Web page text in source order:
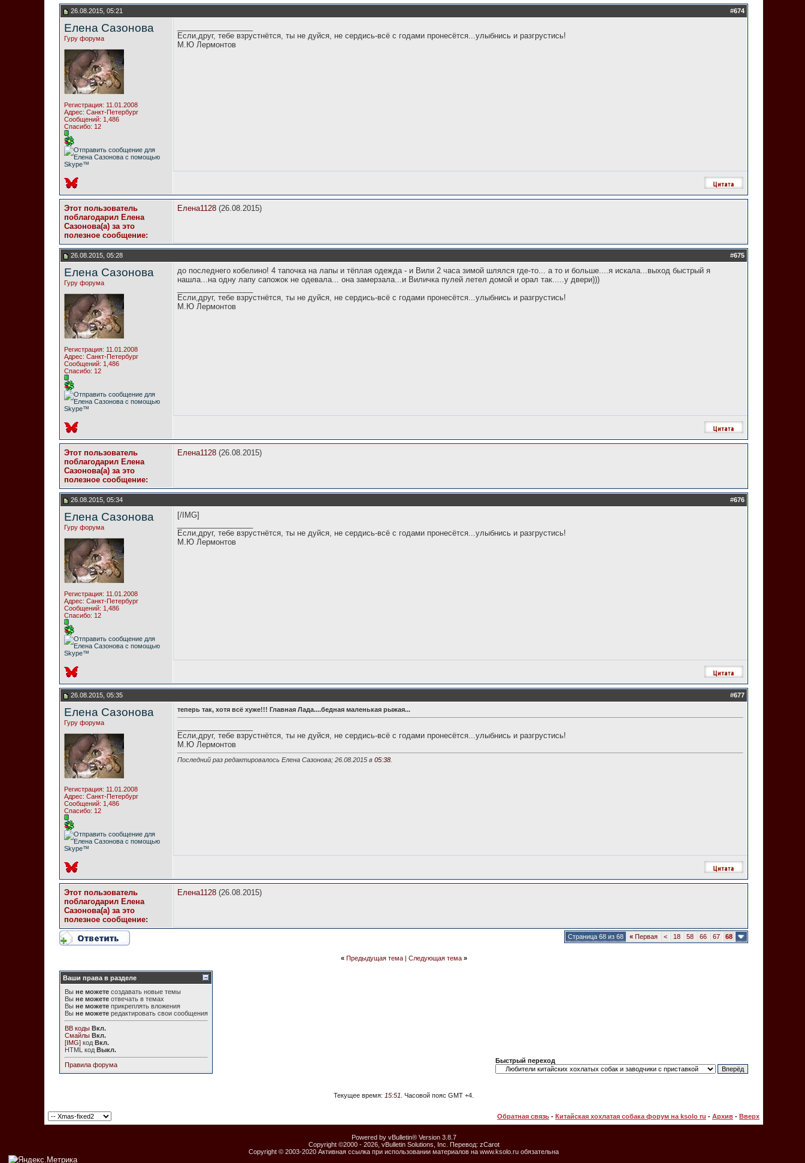
26.08.2015, 05:21 #674
Елена Сазонова
Гуру форума
Регистрация: 11.01.2008
Адрес: Санкт-Петербург
Сообщений: 1,486
Спасибо: 12
Если,друг, тебе взрустнётся, ты не дуйся, не сердись-всё с годами пронесётся...улыбнись и разгрустись!
М.Ю Лермонтов
Этот пользователь
поблагодарил Елена
Сазонова(а) за это
полезное сообщение:
Елена1128 (26.08.2015)
26.08.2015, 05:28 #675
Елена Сазонова
Гуру форума
Регистрация: 11.01.2008
Адрес: Санкт-Петербург
Сообщений: 1,486
Спасибо: 12
до последнего кобелино! 4 тапочка на лапы и тёплая одежда - и Вили 2 часа зимой шлялся где-то... а то и больше....я искала...выход быстрый я
нашла...на одну лапу сапожок не одевала... она замерзала...и Виличка пулей летел домой и орал так.....у двери)))
Если,друг, тебе взрустнётся, ты не дуйся, не сердись-всё с годами пронесётся...улыбнись и разгрустись!
М.Ю Лермонтов
Этот пользователь
поблагодарил Елена
Сазонова(а) за это
полезное сообщение:
Елена1128 (26.08.2015)
26.08.2015, 05:34 #676
Елена Сазонова
Гуру форума
Регистрация: 11.01.2008
Адрес: Санкт-Петербург
Сообщений: 1,486
Спасибо: 12
[/IMG]
Если,друг, тебе взрустнётся, ты не дуйся, не сердись-всё с годами пронесётся...улыбнись и разгрустись!
М.Ю Лермонтов
26.08.2015, 05:35 #677
Елена Сазонова
Гуру форума
Регистрация: 11.01.2008
Адрес: Санкт-Петербург
Сообщений: 1,486
Спасибо: 12
теперь так, хотя всё хуже!!! Главная Лада....бедная маленькая рыжая...
Если,друг, тебе взрустнётся, ты не дуйся, не сердись-всё с годами пронесётся...улыбнись и разгрустись!
М.Ю Лермонтов
Последний раз редактировалось Елена Сазонова; 26.08.2015 в 05:38
Этот пользователь
поблагодарил Елена
Сазонова(а) за это
полезное сообщение:
Елена1128 (26.08.2015)
Страница 68 из 68 « Первая < 18 58 66 67 68
« Предыдущая тема| Следующая тема »
Ваши права в разделе
Вы не можете создавать новые темы
Вы не можете отвечать в темах
Вы не можете прикреплять вложения
Вы не можете редактировать свои сообщения
BB коды Вкл.
Смайлы Вкл.
[IMG] код Вкл.
HTML код Выкл.
Правила форума
Быстрый переход
Текущее время: 15:51 . Часовой пояс GMT +4.
Обратная связь - Китайская хохлатая собака форум на ksolo ru - Архив - Вверх
Powered by vBulletin® Version 3.8.7
Copyright ©2000 - 2026, vBulletin Solutions, Inc. Перевод: zCarot
Copyright © 2003-2020 Активная ссылка при использовании материалов на www.ksolo.ru обязательна